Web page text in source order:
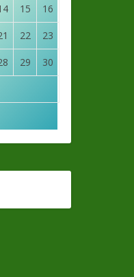
15 16
22 23
29 30